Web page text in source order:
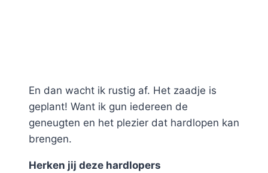
En dan wacht ik rustig af. Het zaadje is
geplant! Want ik gun iedereen de
geneugten en het plezier dat hardlopen kan
brengen.
Herken jij deze hardlopers